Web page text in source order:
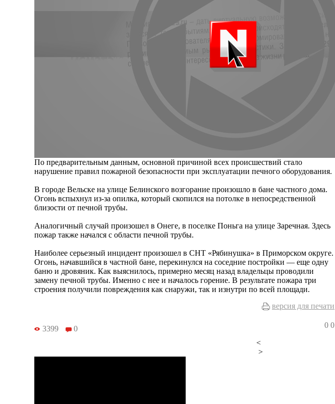
По предварительным данным, основной причиной всех происшествий стало
нарушение правил пожарной безопасности при эксплуатации печного оборудования.
В городе Вельске на улице Белинского возгорание произошло в бане частного дома.
Огонь вспыхнул из-за опилка, который скопился на потолке в непосредственной
близости от печной трубы.
Аналогичный случай произошел в Онеге, в поселке Поньга на улице Заречная. Здесь
пожар также начался с области печной трубы.
Наиболее серьезный инцидент произошел в СНТ «Рябинушка» в Приморском округе.
Огонь, начавшийся в частной бане, перекинулся на соседние постройки — еще одну
баню и дровяник. Как выяснилось, примерно месяц назад владельцы проводили
замену печной трубы. Именно с нее и началось горение. В результате пожара три
строения получили повреждения как снаружи, так и изнутри по всей площади.
версия для печати
3399 0 0 0
<
>